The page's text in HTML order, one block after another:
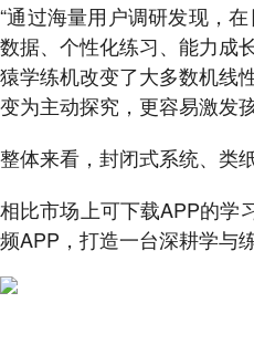
“通过海量用户调研发现，
数据、个性化练习、能力成
猿学练机改变了大多数机线
变为主动探究，更容易激发
整体来看，封闭式系统、类
相比市场上可下载APP的学
频APP，打造一台深耕学与